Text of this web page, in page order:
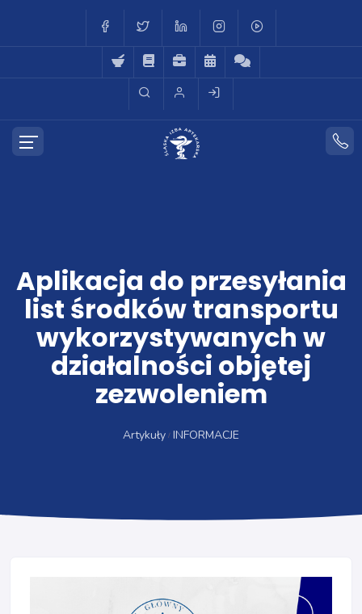
Aplikacja do przesyłania
list środków transportu
wykorzystywanych w
działalności objętej
zezwoleniem
Artykuły INFORMACJE